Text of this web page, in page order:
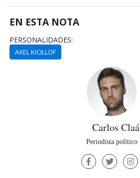
EN ESTA NOTA
PERSONALIDADES:
AXEL KICILLOF
Carlos Claá
Periodista político